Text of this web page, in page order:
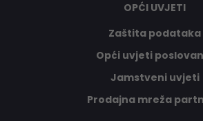
OPĆI UVJETI
Zaštita podataka
Opći uvjeti
Jamstveni uvjeti
Prodajna mreža